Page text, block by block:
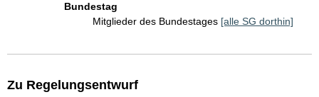
Bundestag
Mitglieder des Bundestages [alle SG dorthin]
Zu Regelungsentwurf